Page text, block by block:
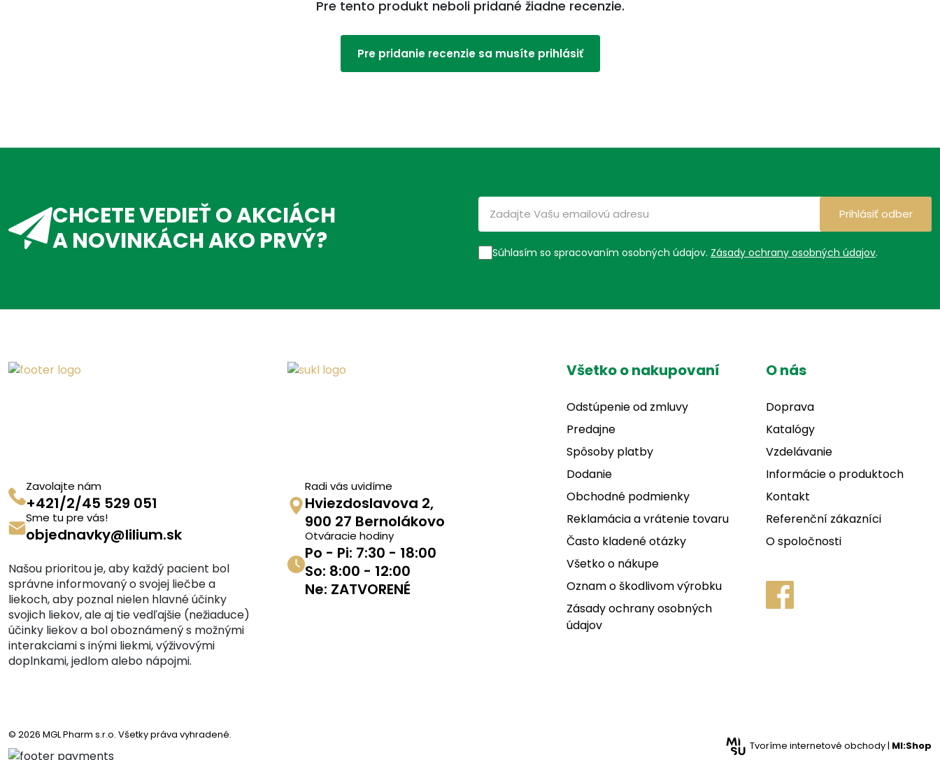
Pre tento produkt neboli pridané žiadne recenzie.
Pre pridanie recenzie sa musíte prihlásiť
CHCETE VEDIEŤ O AKCIÁCH
A NOVINKÁCH AKO PRVÝ?
Súhlasím so spracovaním osobných údajov. Zásady ochrany osobných údajov.
Prihlásiť odber
Zavolajte nám
+421/2/45 529 051
Sme tu pre vás!
objednavky@lilium.sk
Našou prioritou je, aby každý pacient bol
správne informovaný o svojej liečbe a
liekoch, aby poznal nielen hlavné účinky
svojich liekov, ale aj tie vedľajšie (nežiaduce)
účinky liekov a bol oboznámený s možnými
interakciami s inými liekmi, výživovými
doplnkami, jedlom alebo nápojmi.
Radi vás uvidíme
Hviezdoslavova 2,
900 27 Bernolákovo
Otváracie hodiny
Po - Pi: 7:30 - 18:00
So: 8:00 - 12:00
Ne: ZATVORENÉ
Všetko o nakupovaní
Odstúpenie od zmluvy
Predajne
Spôsoby platby
Dodanie
Obchodné podmienky
Reklamácia a vrátenie tovaru
Často kladené otázky
Všetko o nákupe
Oznam o škodlivom výrobku
Zásady ochrany osobných
údajov
O nás
Doprava
Katalógy
Vzdelávanie
Informácie o produktoch
Kontakt
Referenční zákazníci
O spoločnosti
© 2026 MGL Pharm s.r.o. Všetky práva vyhradené.
Tvoríme internetové obchody | MI:Shop